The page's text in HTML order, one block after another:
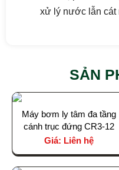
xử lý nước lẫn cát
SẢN
Máy bơm ly tâm đa tầng
cánh trục đứng CR3-12
Giá: Liên hệ